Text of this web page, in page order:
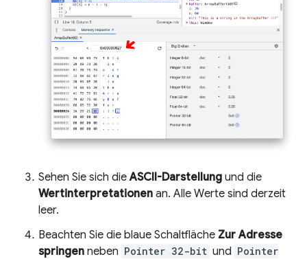
Sehen Sie sich dieASCII-Darstellung und die
Wertinterpretationen an. Alle Werte sind derzeit
leer.
Beachten Sie die blaue Schaltfläche Zur Adresse
springen neben Pointer 32-bit und Pointer